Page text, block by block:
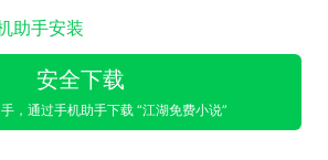
助手安装
安全下载
，通过手机助手下载 “江湖免费小说”